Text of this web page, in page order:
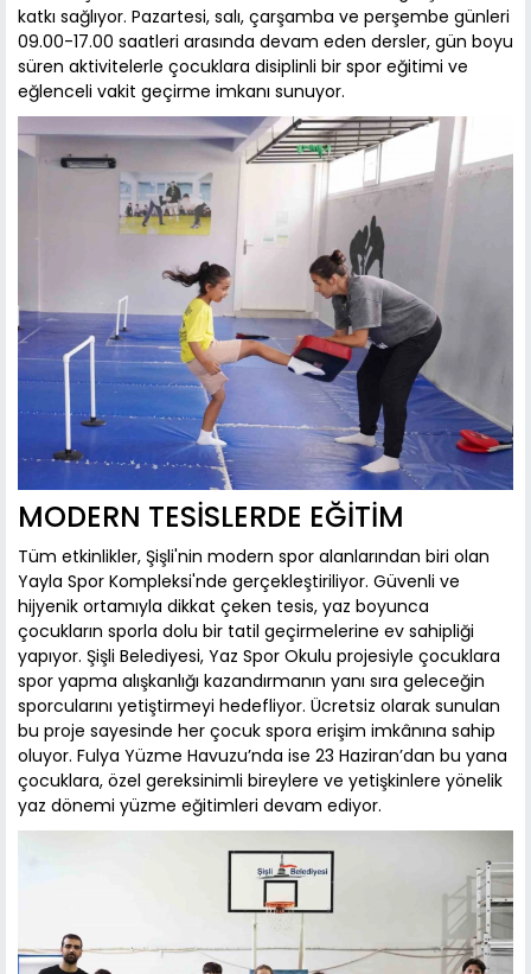
katkı sağlıyor. Pazartesi, salı, çarşamba ve perşembe günleri
09.00-17.00 saatleri arasında devam eden dersler, gün boyu
süren aktivitelerle çocuklara disiplinli bir spor eğitimi ve
eğlenceli vakit geçirme imkanı sunuyor.
MODERN TESİSLERDE EĞİTİM
Tüm etkinlikler, Şişli'nin modern spor alanlarından biri olan
Yayla Spor Kompleksi'nde gerçekleştiriliyor. Güvenli ve
hijyenik ortamıyla dikkat çeken tesis, yaz boyunca
çocukların sporla dolu bir tatil geçirmelerine ev sahipliği
yapıyor. Şişli Belediyesi, Yaz Spor Okulu projesiyle çocuklara
spor yapma alışkanlığı kazandırmanın yanı sıra geleceğin
sporcularını yetiştirmeyi hedefliyor. Ücretsiz olarak sunulan
bu proje sayesinde her çocuk spora erişim imkânına sahip
oluyor. Fulya Yüzme Havuzu’nda ise 23 Haziran’dan bu yana
çocuklara, özel gereksinimli bireylere ve yetişkinlere yönelik
yaz dönemi yüzme eğitimleri devam ediyor.